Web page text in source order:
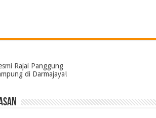
Rajai Panggung
di Darmajaya!